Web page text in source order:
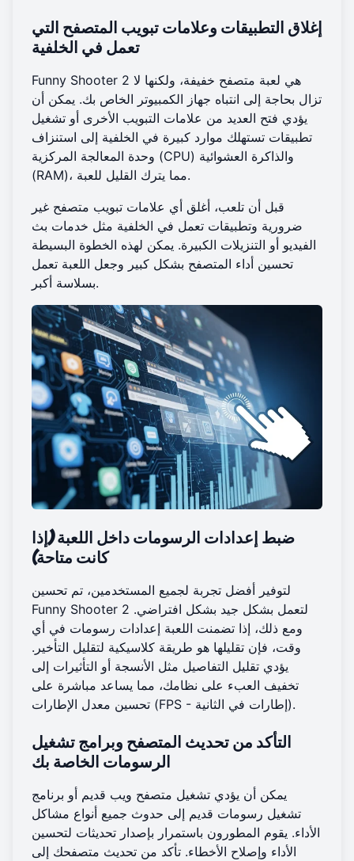
إغلاق التطبيقات وعلامات تبويب المتصفح التي
تعمل في الخلفية
Funny Shooter 2 هي لعبة متصفح خفيفة، ولكنها لا
تزال بحاجة إلى انتباه جهاز الكمبيوتر الخاص بك. يمكن أن
يؤدي فتح العديد من علامات التبويب الأخرى أو تشغيل
تطبيقات تستهلك موارد كبيرة في الخلفية إلى استنزاف
وحدة المعالجة المركزية (CPU) والذاكرة العشوائية
(RAM)، مما يترك القليل للعبة.
قبل أن تلعب، أغلق أي علامات تبويب متصفح غير
ضرورية وتطبيقات تعمل في الخلفية مثل خدمات بث
الفيديو أو التنزيلات الكبيرة. يمكن لهذه الخطوة البسيطة
تحسين أداء المتصفح بشكل كبير وجعل اللعبة تعمل
بسلاسة أكبر.
ضبط إعدادات الرسومات داخل اللعبة (إذا
كانت متاحة)
لتوفير أفضل تجربة لجميع المستخدمين، تم تحسين
Funny Shooter 2 لتعمل بشكل جيد بشكل افتراضي.
ومع ذلك، إذا تضمنت اللعبة إعدادات رسومات في أي
وقت، فإن تقليلها هو طريقة كلاسيكية لتقليل التأخير.
يؤدي تقليل التفاصيل مثل الأنسجة أو التأثيرات إلى
تخفيف العبء على نظامك، مما يساعد مباشرة على
تحسين معدل الإطارات (FPS - إطارات في الثانية).
التأكد من تحديث المتصفح وبرامج تشغيل
الرسومات الخاصة بك
يمكن أن يؤدي تشغيل متصفح ويب قديم أو برنامج
تشغيل رسومات قديم إلى حدوث جميع أنواع مشاكل
الأداء. يقوم المطورون باستمرار بإصدار تحديثات لتحسين
الأداء وإصلاح الأخطاء. تأكد من تحديث متصفحك إلى